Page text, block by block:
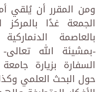
ومن المقرر أن يُلقي
الجمعة غدًا بالمركز
بالعاصمة
-بمشيئة الله
السفارة بزيارة
حول البحث العلمي